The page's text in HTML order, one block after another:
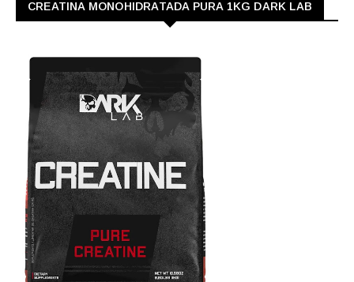
CREATINA MONOHIDRATADA PURA 1KG DARK LAB